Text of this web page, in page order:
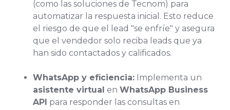
(como las soluciones de Tecnom) para
automatizar la respuesta inicial. Esto reduce
el riesgo de que el lead "se enfríe" y asegura
que el vendedor solo reciba leads que ya
han sido contactados y calificados.
WhatsApp y eficiencia: Implementa un
asistente virtual en WhatsApp Business
API para responder las consultas en